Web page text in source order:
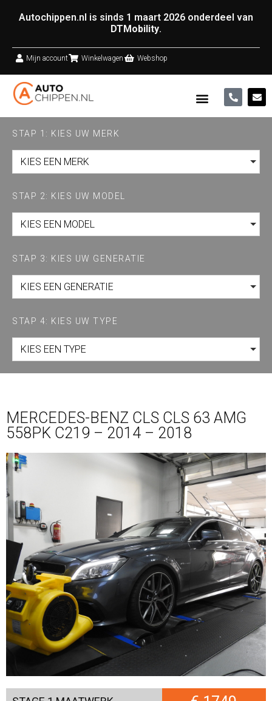
Autochippen.nl is sinds 1 maart 2026 onderdeel van
DTMobility.
Mijn account Winkelwagen Webshop
STAP 1: KIES UW MERK
KIES EEN MERK
STAP 2: KIES UW MODEL
KIES EEN MODEL
STAP 3: KIES UW GENERATIE
KIES EEN GENERATIE
STAP 4: KIES UW TYPE
KIES EEN TYPE
MERCEDES-BENZ CLS CLS 63 AMG
558PK C219 – 2014 – 2018